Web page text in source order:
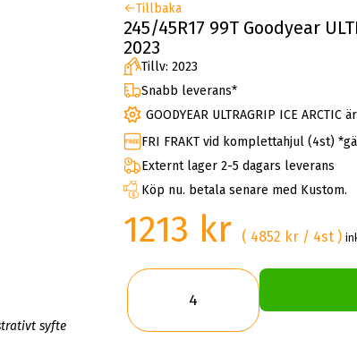
syfte
Tillbaka
245/45R17 99T Goodyear
2023
Tillv: 2023
Snabb leverans*
GOODYEAR ULTRAGRIP ICE
FRI FRAKT vid komplettahjul (4st)
Externt lager 2-5 dagars leverans
Köp nu. betala senare med Kustom.
1213 kr ( 4852 kr / 4st )